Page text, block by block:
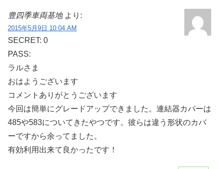
豊四季車両基地 より:
2015年5月9日 10:04 AM
SECRET: 0
PASS:
ラルさま
おはようございます
コメントありがとうございます
今回は簡単にグレードアップできました。連結器カバーは
485や583についてきたやつです。彼らは違う形状のカバ
ーですから余ってました。
有効利用出来て良かったです！